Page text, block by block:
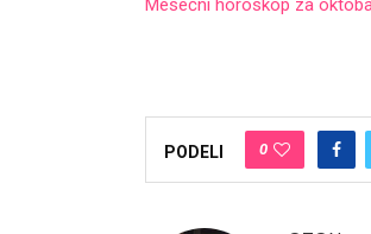
Mesečni horoskop za
PODELI 0